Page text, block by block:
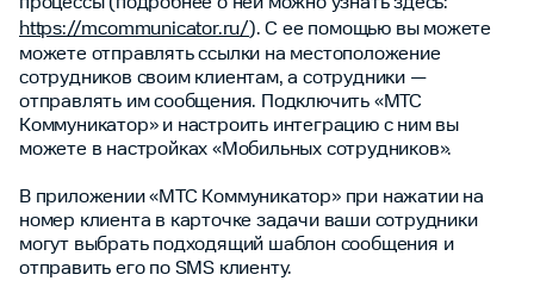
https://mcommunicator.ru/). С ее помощью вы можете
можете отправлять ссылки на местоположение
сотрудников своим клиентам, а сотрудники —
отправлять им сообщения. Подключить «МТС
Коммуникатор» и настроить интеграцию с ним вы
можете в настройках «Мобильных сотрудников».
В приложении «МТС Коммуникатор» при нажатии на
номер клиента в карточке задачи ваши сотрудники
могут выбрать подходящий шаблон сообщения и
отправить его по SMS клиенту.